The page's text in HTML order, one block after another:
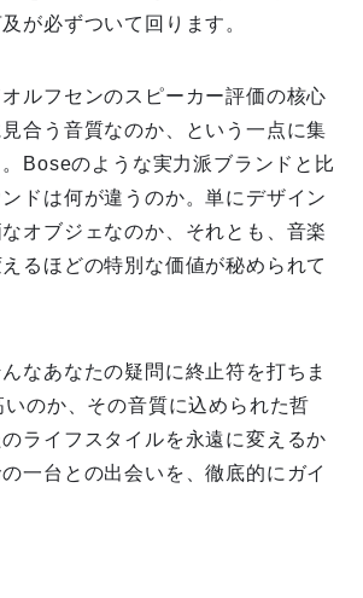
が必ずついて回ります。
ルフセンのスピーカー評価の核心
合う音質なのか、という一点に集
Boseのような実力派ブランドと比
ドは何が違うのか。単にデザイン
オブジェなのか、それとも、音楽
るほどの特別な価値が秘められて
なあなたの疑問に終止符を打ちま
のか、その音質に込められた哲
ライフスタイルを永遠に変えるか
一台との出会いを、徹底的にガイ